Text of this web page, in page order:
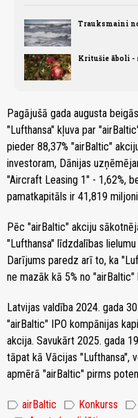
Trauksmaini
Kritušie āboli -
Pagājušā gada augusta
"Lufthansa" kļuva par
pieder 88,37% "airBaltic"
investoram, Dānijas
"Aircraft Leasing 1" - 1,62%,
pamatkapitāls ir 41,819
Pēc "airBaltic" akciju
"Lufthansa" līdzdalības
Darījums paredz arī to, ka
ne mazāk kā 5% no "airBaltic"
Latvijas valdība 2024. gada
"airBaltic" IPO kompānijas
akcija. Savukārt 2025. gada
tāpat kā Vācijas "Lufthansa",
apmērā "airBaltic" pirms
label airBaltic label Konkurss label